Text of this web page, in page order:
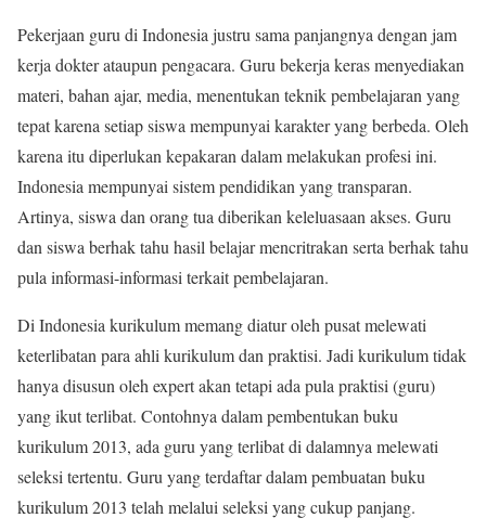
Pekerjaan guru di Indonesia justru sama panjangnya dengan jam
kerja dokter ataupun pengacara. Guru bekerja keras menyediakan
materi, bahan ajar, media, menentukan teknik pembelajaran yang
tepat karena setiap siswa mempunyai karakter yang berbeda. Oleh
karena itu diperlukan kepakaran dalam melakukan profesi ini.
Indonesia mempunyai sistem pendidikan yang transparan.
Artinya, siswa dan orang tua diberikan keleluasaan akses. Guru
dan siswa berhak tahu hasil belajar mencritrakan serta berhak tahu
pula informasi-informasi terkait pembelajaran.
Di Indonesia kurikulum memang diatur oleh pusat melewati
keterlibatan para ahli kurikulum dan praktisi. Jadi kurikulum tidak
hanya disusun oleh expert akan tetapi ada pula praktisi (guru)
yang ikut terlibat. Contohnya dalam pembentukan buku
kurikulum 2013, ada guru yang terlibat di dalamnya melewati
seleksi tertentu. Guru yang terdaftar dalam pembuatan buku
kurikulum 2013 telah melalui seleksi yang cukup panjang.